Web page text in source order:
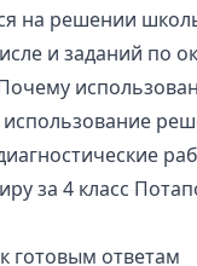
на решении
и заданий по
за 4 класс
готовым ответам